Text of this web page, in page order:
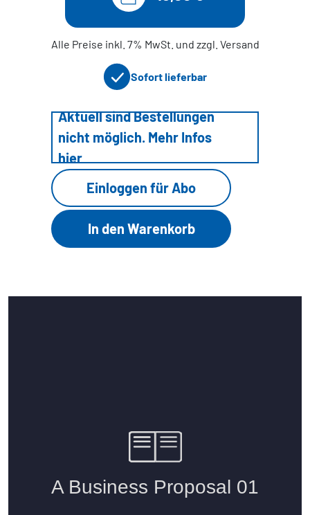
Alle Preise inkl. 7% MwSt. und zzgl. Versand
Sofort lieferbar
Aktuell sind Bestellungen
nicht möglich. Mehr Infos
hier
Einloggen für Abo